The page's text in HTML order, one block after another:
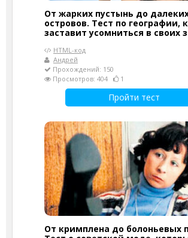
От жарких пустынь до
островов. Тест по географии,
заставит усомниться в своих
HTML-код
Андрей
Прохождений: 150
Просмотров: 404
1
Пройти тест
От кримплена до болоньевых